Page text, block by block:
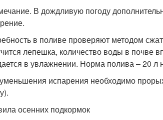
В дождливую погоду
в поливе проверяют методом
лепешка, количество воды в почве
в увлажнении. Норма полива – 20 л
испарения необходимо
осенних подкормок